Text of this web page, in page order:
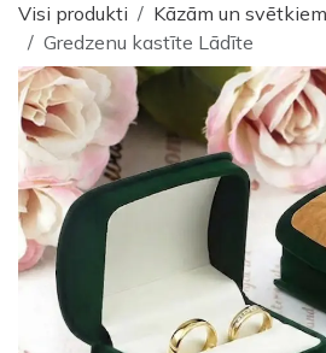
Visi produkti
Kāzām un svētkiem
Gredzenu kastīte Lādīte